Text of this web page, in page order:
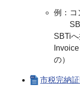
例：コ
SBTi
SBTi
の）
市税完納